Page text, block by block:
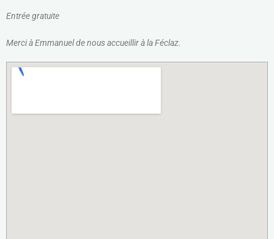
Entrée gratuite
Merci à Emmanuel de nous accueillir à la Féclaz.